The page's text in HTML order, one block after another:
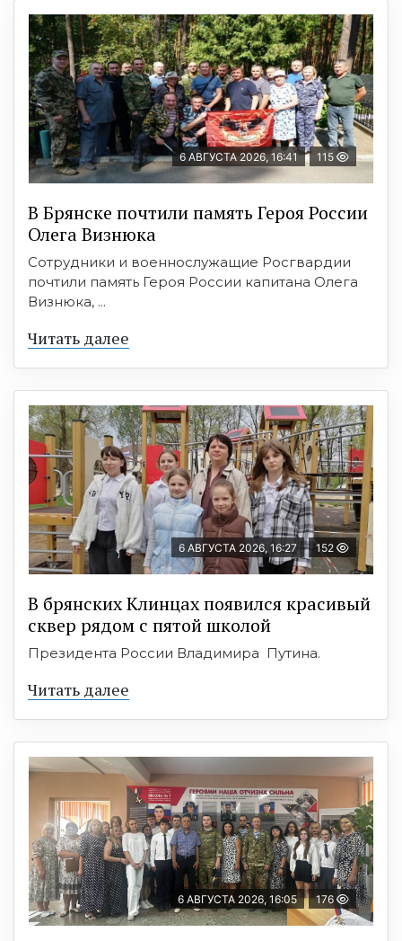
6 АВГУСТА 2026, 16:41 115
В Брянске почтили память Героя России
Олега Визнюка
Сотрудники и военнослужащие Росгвардии
почтили память Героя России капитана Олега
Визнюка, ...
Читать далее
6 АВГУСТА 2026, 16:27 152
В брянских Клинцах появился красивый
сквер рядом с пятой школой
Президента России Владимира Путина.
Читать далее
6 АВГУСТА 2026, 16:05 176